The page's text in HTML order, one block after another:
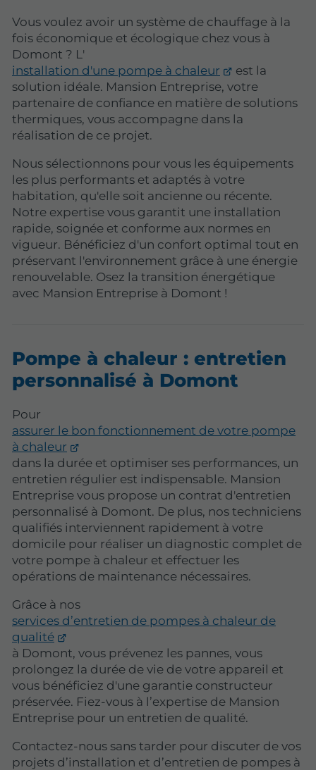
Vous voulez avoir un système de chauffage à la
fois économique et écologique chez vous à
Domont ? L'
installation d'une pompe à chaleur
est la
solution idéale. Mansion Entreprise, votre
partenaire de confiance en matière de solutions
thermiques, vous accompagne dans la
réalisation de ce projet.
Nous sélectionnons pour vous les équipements
les plus performants et adaptés à votre
habitation, qu'elle soit ancienne ou récente.
Notre expertise vous garantit une installation
rapide, soignée et conforme aux normes en
vigueur. Bénéficiez d'un confort optimal tout en
préservant l'environnement grâce à une énergie
renouvelable. Osez la transition énergétique
avec Mansion Entreprise à Domont !
Pompe à chaleur : entretien
personnalisé à Domont
Pour
assurer le bon fonctionnement de votre pompe
à chaleur
dans la durée et optimiser ses performances, un
entretien régulier est indispensable. Mansion
Entreprise vous propose un contrat d'entretien
personnalisé à Domont. De plus, nos techniciens
qualifiés interviennent rapidement à votre
domicile pour réaliser un diagnostic complet de
votre pompe à chaleur et effectuer les
opérations de maintenance nécessaires.
Grâce à nos
services d’entretien de pompes à chaleur de
qualité
à Domont, vous prévenez les pannes, vous
prolongez la durée de vie de votre appareil et
vous bénéficiez d'une garantie constructeur
préservée. Fiez-vous à l’expertise de Mansion
Entreprise pour un entretien de qualité.
Contactez-nous sans tarder pour discuter de vos
projets d’installation et d’entretien de pompes à